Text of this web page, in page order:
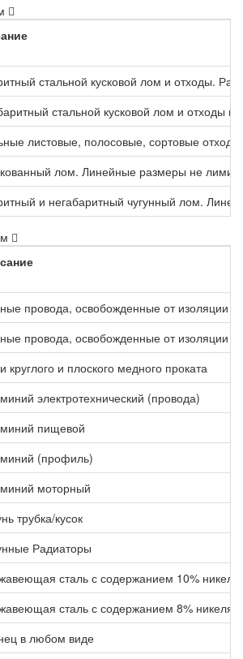
стальной кусковой лом и отходы.
стальной кусковой лом и
листовые, полосовые, сортовые
лом. Линейные размеры не
и негабаритный чугунный лом.
провода, освобожденные от изоляции
провода, освобожденные от изоляции
круглого и плоского медного проката
электротехнический (провода)
пищевой
(профиль)
моторный
трубка/кусок
Радиаторы
сталь с содержанием 10% никеля
сталь с содержанием 8% никеля
в любом виде